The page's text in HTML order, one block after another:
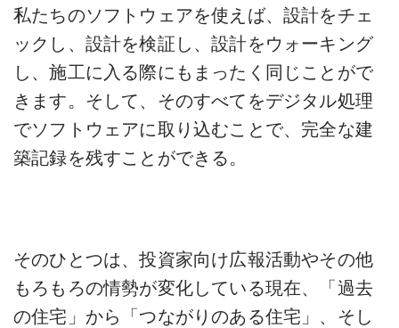
私たちのソフトウェアを使えば、設計をチェ
ックし、設計を検証し、設計をウォーキング
し、施工に入る際にもまったく同じことがで
きます。そして、そのすべてをデジタル処理
でソフトウェアに取り込むことで、完全な建
築記録を残すことができる。
そのひとつは、投資家向け広報活動やその他
もろもろの情勢が変化している現在、「過去
の住宅」から「つながりのある住宅」、そし